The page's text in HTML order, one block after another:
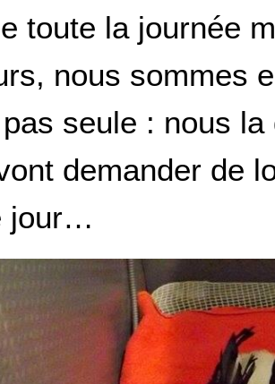
toute la journée
nous sommes
seule : nous
demander de
jour…